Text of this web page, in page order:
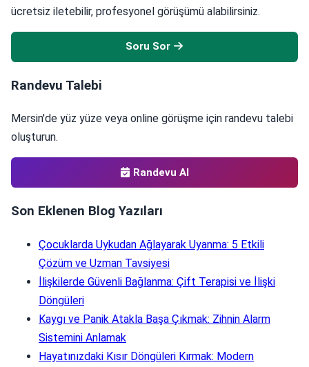
ücretsiz iletebilir, profesyonel görüşümü alabilirsiniz.
Soru Sor
Randevu Talebi
Mersin'de yüz yüze veya online görüşme için randevu talebi
oluşturun.
Randevu Al
Son Eklenen Blog Yazıları
Çocuklarda Uykudan Ağlayarak Uyanma: 5 Etkili
Çözüm ve Uzman Tavsiyesi
İlişkilerde Güvenli Bağlanma: Çift Terapisi ve İlişki
Döngüleri
Kaygı ve Panik Atakla Başa Çıkmak: Zihnin Alarm
Sistemini Anlamak
Hayatınızdaki Kısır Döngüleri Kırmak: Modern